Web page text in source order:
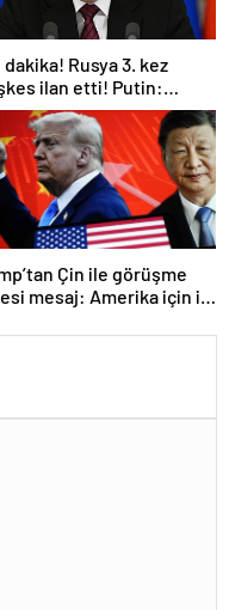
dakika! Rusya 3. kez
ilan etti! Putin:
ile görüşme
Çin ile görüşme
mesaj: Amerika için iyi